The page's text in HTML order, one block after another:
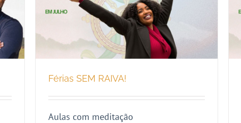
Férias SEM RAIVA!
Aulas com meditação